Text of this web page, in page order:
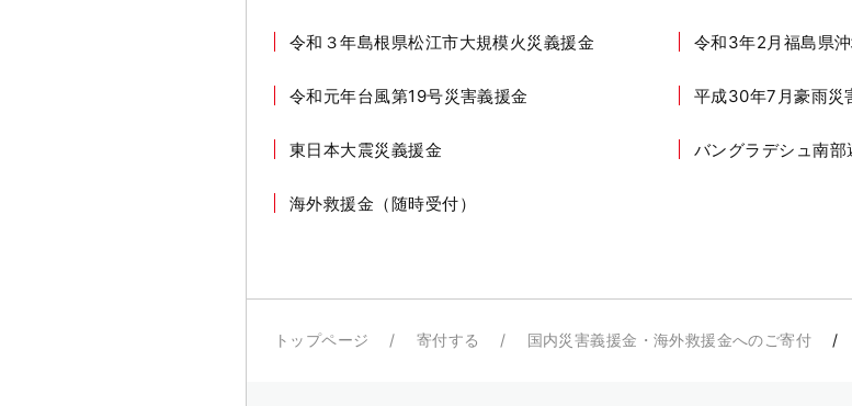
令和３年島根県松江市大規模火災義援金 令和3年2月福島県
令和元年台風第19号災害義援金 平成30年7月豪雨災
東日本大震災義援金 バングラデシュ南部
海外救援金（随時受付）
トップページ 寄付する 国内災害義援金・海外救援金へのご寄付